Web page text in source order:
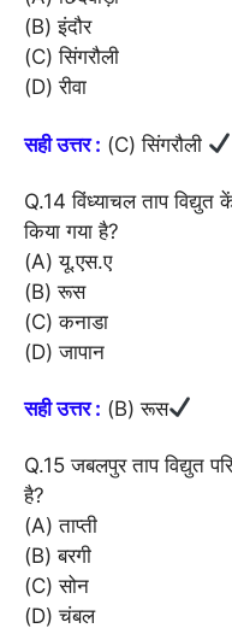
(B) इंदौर
(C) सिंगरौली
(D) रीवा
सही उत्तर : (C) सिंगरौली
Q.14 विंध्याचल ताप
किया गया है?
(A) यू.एस.ए
(B) रूस
(C) कनाडा
(D) जापान
सही उत्तर : (B) रूस
Q.15 जबलपुर ताप विद्युत
है?
(A) ताप्ती
(B) बरगी
(C) सोन
(D) चंबल